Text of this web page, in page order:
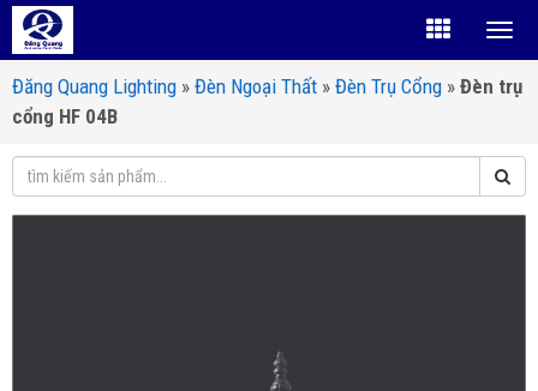
Đăng Quang Lighting » Đèn Ngoại Thất » Đèn Trụ Cổng » Đèn trụ
cổng HF 04B